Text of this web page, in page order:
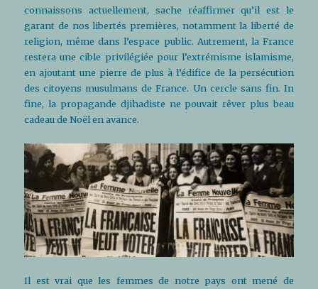
connaissons actuellement, sache réaffirmer qu’il est le
garant de nos libertés premières, notamment la liberté de
religion, même dans l’espace public. Autrement, la France
restera une cible privilégiée pour l’extrémisme islamisme,
en ajoutant une pierre de plus à l’édifice de la persécution
des citoyens musulmans de France. Un cercle sans fin. In
fine, la propagande djihadiste ne pouvait rêver plus beau
cadeau de Noël en avance.
Il est vrai que les femmes de notre pays ont mené de